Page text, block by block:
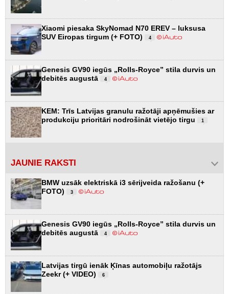
Xiaomi piesaka SkyNomad N70 EREV – luksusa
SUV Eiropas tirgum (+ FOTO)
4
Genesis GV90 iegūs „Rolls-Royce” stila durvis un
debitēs augustā
4
KEM: Trīs Latvijas granulu ražotāji apņēmušies ar
produkciju prioritāri nodrošināt vietējo tirgu
1
JAUNIE RAKSTI
BMW uzsāk elektriskā i3 sērijveida ražošanu (+
FOTO)
3
Genesis GV90 iegūs „Rolls-Royce” stila durvis un
debitēs augustā
4
Latvijas tirgū ienāk Ķīnas automobiļu ražotājs
Zeekr (+ VIDEO)
6